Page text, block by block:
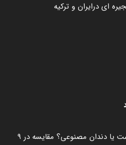
ای درایران و ترکیه
ایمپلنت بهتر است یا دندان مصنوعی؟ مقایسه در 9